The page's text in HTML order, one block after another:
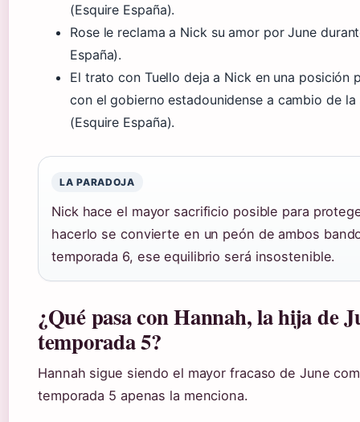
(Esquire España).
Rose le reclama a Nick su amor por June
España).
El trato con Tuello deja a Nick en una posición
con el gobierno estadounidense a cambio de
(Esquire España).
LA PARADOJA
Nick hace el mayor sacrificio posible para
hacerlo se convierte en un peón de ambos
temporada 6, ese equilibrio será insostenible.
¿Qué pasa con Hannah, la hija de
temporada 5?
Hannah sigue siendo el mayor fracaso de June
temporada 5 apenas la menciona.